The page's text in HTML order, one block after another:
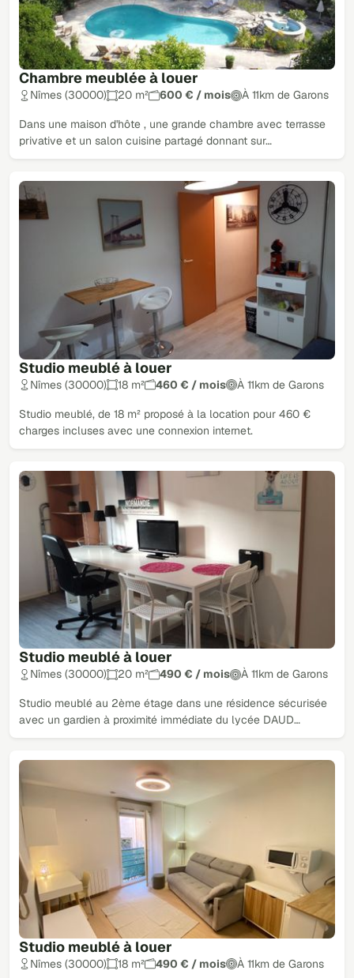
Chambre meublée à louer
Nîmes (30000) 20 m² 600 € / mois À 11km de Garons
Dans une maison d'hôte , une grande chambre avec terrasse
privative et un salon cuisine partagé donnant sur…
Studio meublé à louer
Nîmes (30000) 18 m² 460 € / mois À 11km de Garons
Studio meublé, de 18 m² proposé à la location pour 460 €
charges incluses avec une connexion internet.
Studio meublé à louer
Nîmes (30000) 20 m² 490 € / mois À 11km de Garons
Studio meublé au 2ème étage dans une résidence sécurisée
avec un gardien à proximité immédiate du lycée DAUD…
Studio meublé à louer
Nîmes (30000) 18 m² 490 € / mois À 11km de Garons